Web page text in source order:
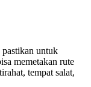
untuk
memetakan rute
tempat salat,